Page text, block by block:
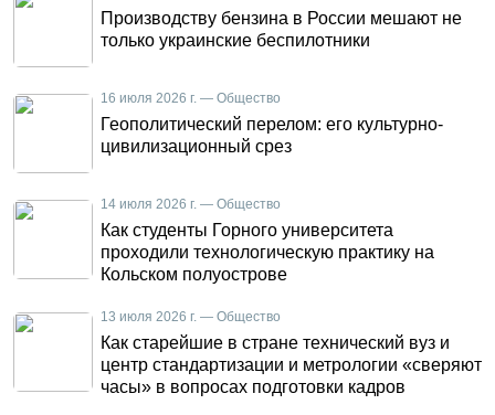
Производству бензина в России мешают не
только украинские беспилотники
16 июля 2026 г. — Общество
Геополитический перелом: его культурно-
цивилизационный срез
14 июля 2026 г. — Общество
Как студенты Горного университета
проходили технологическую практику на
Кольском полуострове
13 июля 2026 г. — Общество
Как старейшие в стране технический вуз и
центр стандартизации и метрологии «сверяют
часы» в вопросах подготовки кадров